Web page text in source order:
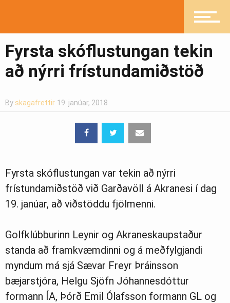
Heilsueflandi samfélag
Ljósmyndasafn
Fyrsta skóflustungan tekin
að nýrri frístundamiðstöð
By skagafrettir 19. janúar, 2018
Fyrsta skóflustungan var tekin að nýrri
frístundamiðstöð við Garðavöll á Akranesi í dag
19. janúar, að viðstöddu fjölmenni.
Golfklúbburinn Leynir og Akraneskaupstaður
standa að framkvæmdinni og á meðfylgjandi
myndum má sjá Sævar Freyr Þráinsson
bæjarstjóra, Helgu Sjöfn Jóhannesdóttur
formann ÍA, Þórð Emil Ólafsson formann GL og